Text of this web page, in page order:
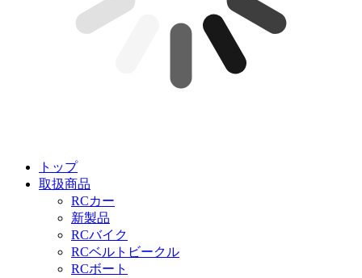
トップ
取扱商品
RCカー
新製品
RCバイク
RCベルトビークル
RCボート